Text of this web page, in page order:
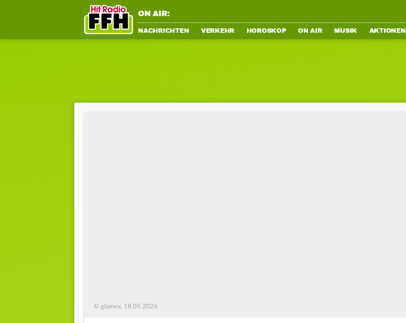
ON AIR:
NACHRICHTEN VERKEHR HOROSKOP ON AIR MUSIK AKTIONEN
© glomex, 18.05.2026